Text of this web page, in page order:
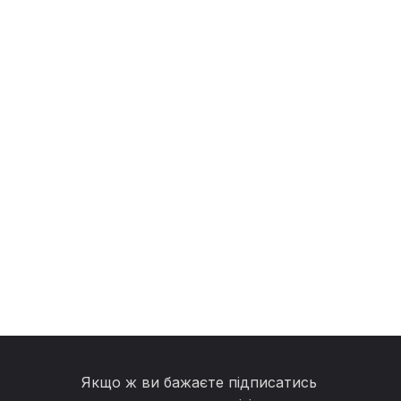
Якщо ж ви бажаєте підписатись